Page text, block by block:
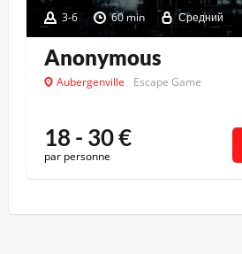
3-6 60 min Средний
Anonymous
Aubergenville Escape Game
18 - 30€
par personne